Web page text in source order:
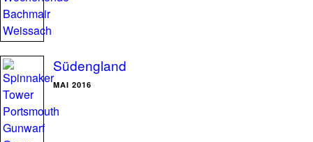
Südengland
MAI 2016